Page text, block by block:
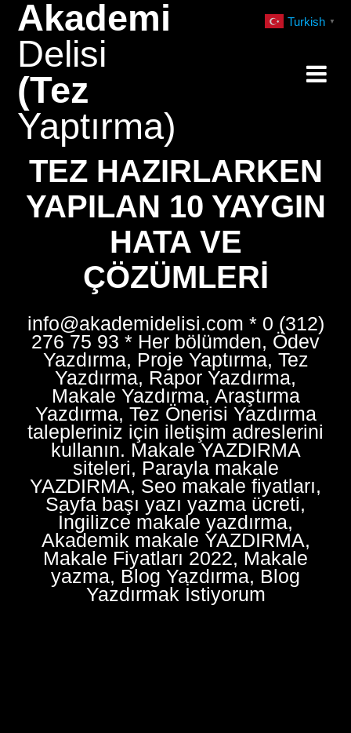
Akademi
Delisi
(Tez
Yaptırma)
TEZ HAZIRLARKEN
YAPILAN 10 YAYGIN
HATA VE
ÇÖZÜMLERI
info@akademidelisi.com * 0 (312)
276 75 93 * Her bölümden, Ödev
Yazdırma, Proje Yaptırma, Tez
Yazdırma, Rapor Yazdırma,
Makale Yazdırma, Araştırma
Yazdırma, Tez Önerisi Yazdırma
talepleriniz için iletişim adreslerini
kullanın. Makale YAZDIRMA
siteleri, Parayla makale
YAZDIRMA, Seo makale fiyatları,
Sayfa başı yazı yazma ücreti,
İngilizce makale yazdırma,
Akademik makale YAZDIRMA,
Makale Fiyatları 2022, Makale
yazma, Blog Yazdırma, Blog
Yazdırmak İstiyorum
Turkish ▼